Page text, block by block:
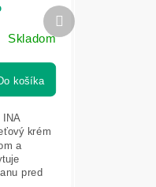
50 ml -
Skladom
košíka
krém
a
pred
Ďalší
produkt